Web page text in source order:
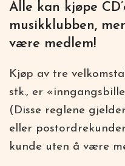
Alle kan kjøpe
musikklubben,
være medlem!
Kjøp av tre
stk., er
(Disse reglene
eller
kunde uten å være